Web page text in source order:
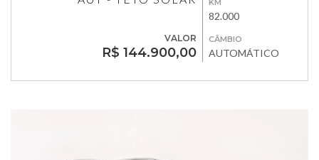
VALOR
R$ 144.900,00
KM
82.000
CÂMBIO
AUTOMÁTICO